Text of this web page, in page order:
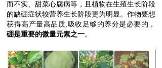
而不实、甜菜心腐病等，且植物在生殖生长阶段
的缺硼症状较营养生长阶段更为明显。作物要想
获得高产量高品质,吸收足够的养分是必要的 ，
硼是重要的微量元素之一。